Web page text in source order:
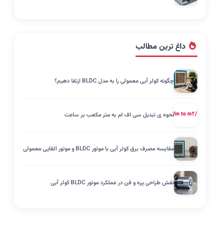
داغ ترین مطالب
چگونه کولر آبی معمولی را به مدل BLDC ارتقا دهیم؟
نحوه ی تبدیل سی اف ام به متر مکعب بر ساعت
مقایسه مصرف برق کولر آبی با موتور BLDC و موتور القایی معمولی
نقش طراحی پره و فن در عملکرد موتور BLDC کولر آبی